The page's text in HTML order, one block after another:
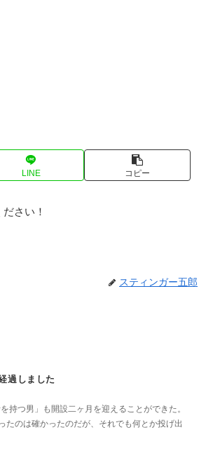
LINE コピー
さい！
スティンガー五郎
過しました
持つ男」も開設二ヶ月を迎えることができた。
のは確かったのだが、それでも何とか投げ出